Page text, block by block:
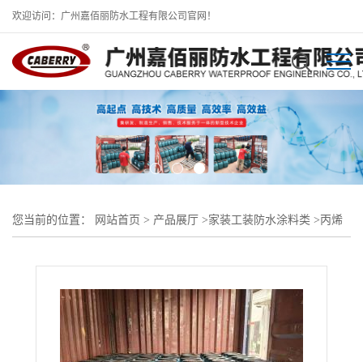
欢迎访问：广州嘉佰丽防水工程有限公司官网！
您当前的位置： 网站首页 > 产品展厅 >家装工装防水涂料类 >丙烯